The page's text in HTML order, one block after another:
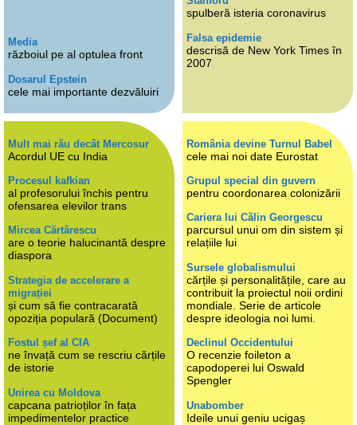
Media
războiul pe al optulea front
Dosarul Epstein
cele mai importante dezvăluiri
spulberă isteria coronavirus
Falsa epidemie
descrisă de New York Times în
2007
Mult mai rău decât Mercosur
Acordul UE cu India
Procesul kafkian
al profesorului închis pentru
ofensarea elevilor trans
Mircea Cărtărescu
are o teorie halucinantă despre
diaspora
Strategia de accelerare a
migrației
și cum să fie contracarată
opoziția populară (Document)
Fostul șef al CIA
ne învață cum se rescriu cărțile
de istorie
Unirea cu Moldova
capcana patrioților în fața
impedimentelor practice
România devine Turnul Babel
cele mai noi date Eurostat
Grupul special din guvern
pentru coordonarea colonizării
Cariera lui Călin Georgescu
parcursul unui om din sistem și
relațiile lui
Sursele globalismului
cărțile și personalitățile, care au
contribuit la proiectul noii ordini
mondiale. Serie de articole
despre ideologia noi lumi.
Declinul Occidentului
O recenzie foileton a
capodoperei lui Oswald
Spengler
Unabomber
Ideile unui geniu ucigaș